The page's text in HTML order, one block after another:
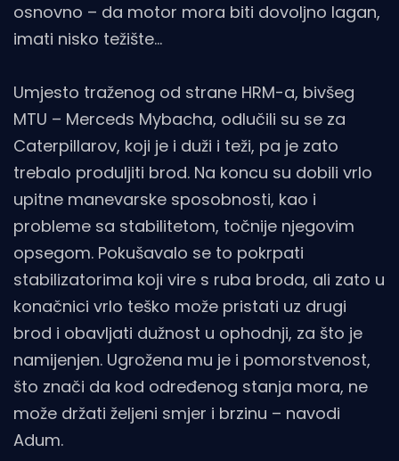
osnovno – da motor mora biti dovoljno lagan,
imati nisko težište…
Umjesto traženog od strane HRM-a, bivšeg
MTU – Merceds Mybacha, odlučili su se za
Caterpillarov, koji je i duži i teži, pa je zato
trebalo produljiti brod. Na koncu su dobili vrlo
upitne manevarske sposobnosti, kao i
probleme sa stabilitetom, točnije njegovim
opsegom. Pokušavalo se to pokrpati
stabilizatorima koji vire s ruba broda, ali zato u
konačnici vrlo teško može pristati uz drugi
brod i obavljati dužnost u ophodnji, za što je
namijenjen. Ugrožena mu je i pomorstvenost,
što znači da kod određenog stanja mora, ne
može držati željeni smjer i brzinu – navodi
Adum.